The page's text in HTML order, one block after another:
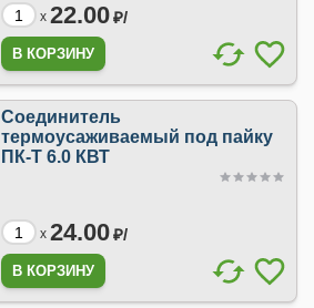
x 22.00₽/
Cоединитель
термоусаживаемый под пайку
ПК-Т 6.0 КВТ
x 24.00₽/